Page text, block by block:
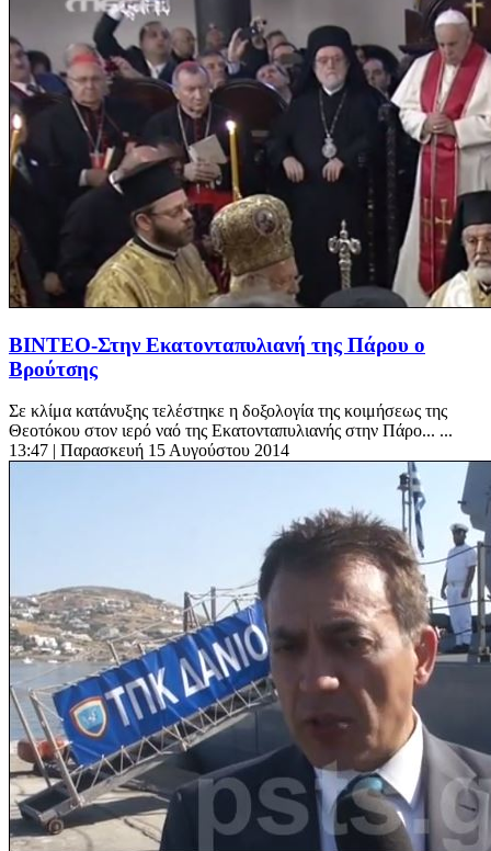
ΒΙΝΤΕΟ-Στην Εκατονταπυλιανή της Πάρου ο
Βρούτσης
Σε κλίμα κατάνυξης τελέστηκε η δοξολογία της κοιμήσεως της
Θεοτόκου στον ιερό ναό της Εκατονταπυλιανής στην Πάρο... ...
13:47 | Παρασκευή 15 Αυγούστου 2014